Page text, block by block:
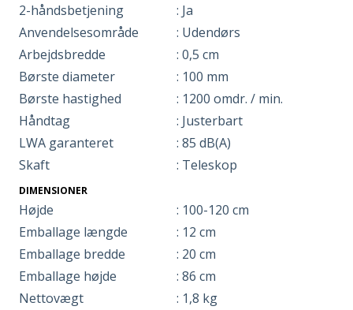
2-håndsbetjening
: Ja
Anvendelsesområde
: Udendørs
Arbejdsbredde
: 0,5 cm
Børste diameter
: 100 mm
Børste hastighed
: 1200 omdr. / min.
Håndtag
: Justerbart
LWA garanteret
: 85 dB(A)
Skaft
: Teleskop
DIMENSIONER
Højde
: 100-120 cm
Emballage længde
: 12 cm
Emballage bredde
: 20 cm
Emballage højde
: 86 cm
Nettovægt
: 1,8 kg